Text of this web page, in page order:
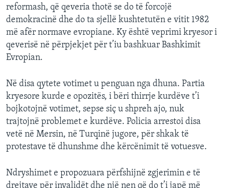
reformash, që qeveria thotë se do të forcojë
demokracinë dhe do ta sjellë kushtetutën e vitit 1982
më afër normave evropiane. Ky është veprimi kryesor i
qeverisë në përpjekjet për t’iu bashkuar Bashkimit
Evropian.
Në disa qytete votimet u penguan nga dhuna. Partia
kryesore kurde e opozitës, i bëri thirrje kurdëve t’i
bojkotojnë votimet, sepse siç u shpreh ajo, nuk
trajtojnë problemet e kurdëve. Policia arrestoi disa
vetë në Mersin, në Turqinë jugore, për shkak të
protestave të dhunshme dhe kërcënimit të votuesve.
Ndryshimet e propozuara përfshijnë zgjerimin e të
drejtave për invalidët dhe një nen që do t’i japë më